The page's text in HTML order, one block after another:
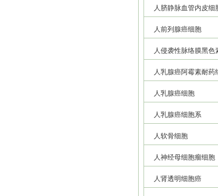
人脐静脉血管内皮细
人前列腺癌细胞
人侵袭性脉络膜黑色
人乳腺癌阿霉素耐药
人乳腺癌细胞
人乳腺癌细胞系
人软骨细胞
人神经母细胞瘤细胞
人肾透明细胞癌